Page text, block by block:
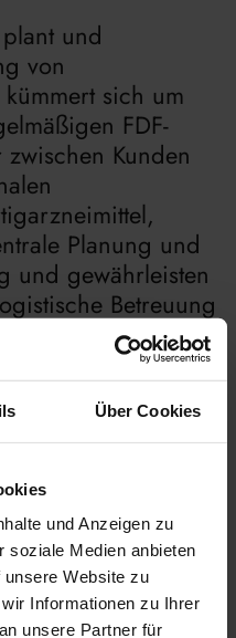
Über Cookies
und Anzeigen zu
soziale Medien anbieten
Website zu
Informationen zu Ihrer
unsere Partner für
und
von
sich um
FDF-
Kunden
Planung und
und gewährleisten
Betreuung
Kunden auch
Lizenzkonzepts:
einzelner
kein Problem!
Chargen
auch kleinere
Transport wird
sind. Damit